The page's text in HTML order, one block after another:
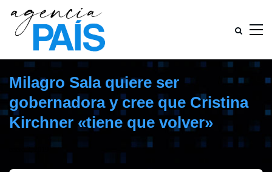
Milagro Sala quiere ser
gobernadora y cree que Cristina
Kirchner «tiene que volver»